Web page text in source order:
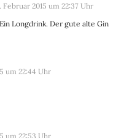
Februar 2015 um 22:37 Uhr
Longdrink. Der gute alte Gin
um 22:44 Uhr
um 22:53 Uhr